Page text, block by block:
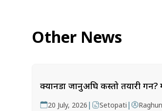
Other News
क्यानडा जानुअघि कस्तो तयारी
20 July, 2026 | Setopati |